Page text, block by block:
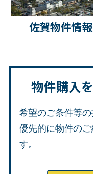
佐賀物件情報
物件購入
希望のご条件等の
優先的に物件の
す。